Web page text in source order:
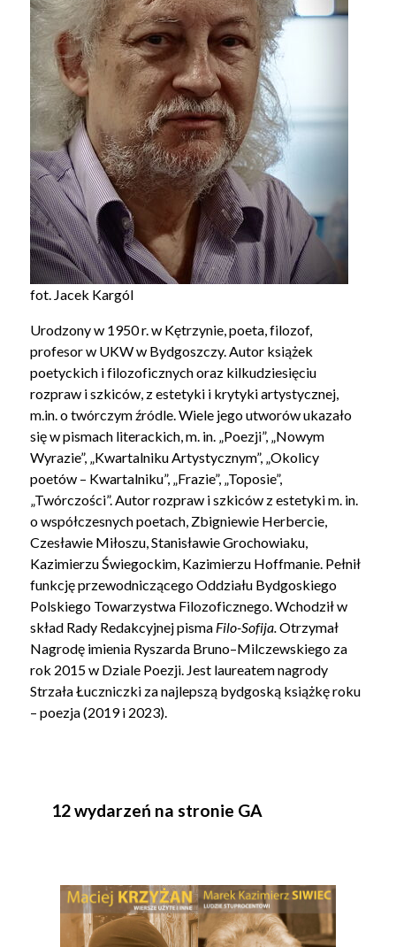
fot. Jacek Kargól
Urodzony w 1950 r. w Kętrzynie, poeta, filozof,
profesor w UKW w Bydgoszczy. Autor książek
poetyckich i filozoficznych oraz kilkudziesięciu
rozpraw i szkiców, z estetyki i krytyki artystycznej,
m.in. o twórczym źródle. Wiele jego utworów ukazało
się w pismach literackich, m. in. „Poezji”, „Nowym
Wyrazie”, „Kwartalniku Artystycznym”, „Okolicy
poetów – Kwartalniku”, „Frazie”, „Toposie”,
„Twórczości”. Autor rozpraw i szkiców z estetyki m. in.
o współczesnych poetach, Zbigniewie Herbercie,
Czesławie Miłoszu, Stanisławie Grochowiaku,
Kazimierzu Świegockim, Kazimierzu Hoffmanie. Pełnił
funkcję przewodniczącego Oddziału Bydgoskiego
Polskiego Towarzystwa Filozoficznego. Wchodził w
skład Rady Redakcyjnej pisma Filo-Sofija.Otrzymał
Nagrodę imienia Ryszarda Bruno–Milczewskiego za
rok 2015 w Dziale Poezji. Jest laureatem nagrody
Strzała Łuczniczki za najlepszą bydgoską książkę roku
– poezja (2019 i 2023).
12 wydarzeń na stronie GA